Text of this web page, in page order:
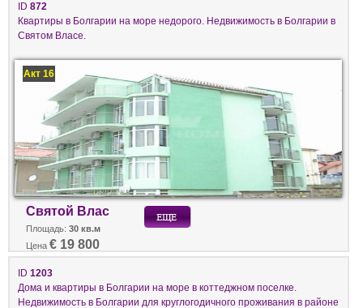
ID 872
Квартиры в Болгарии на море недорого. Недвижимость в Болгарии в
Святом Власе.
Акт 16
Святой Влас
Площадь: 30 кв.м
Цена € 19 800
ID 1203
Дома и квартиры в Болгарии на море в коттеджном поселке.
Недвижимость в Болгарии для круглогодичного проживания в районе